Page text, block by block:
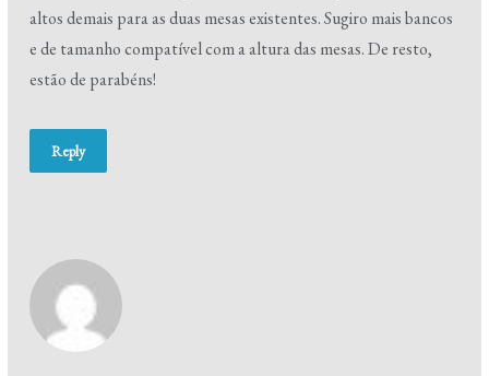
altos demais para as duas mesas existentes. Sugiro mais bancos
e de tamanho compatível com a altura das mesas. De resto,
estão de parabéns!
Reply